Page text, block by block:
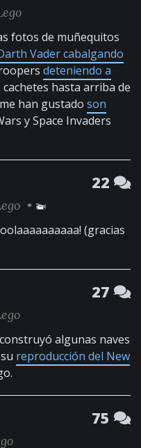
fotos de muñequitos
Vader cabalgando
deteniendo a
hasta arriba de
han gustado son
y Space Invaders
22
•
(gracias
27
algunas naves
reproducción del New
75